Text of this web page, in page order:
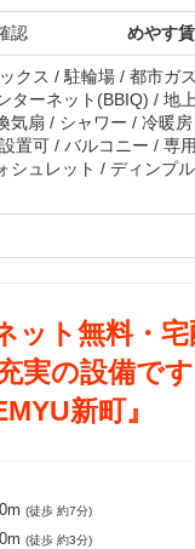
認 めやす
クス / 駐輪場 / 都市ガ
ターネット(BBIQ) / 地
気扇 / シャワー / 冷暖
置可 / バルコニー /
シュレット / ディンプ
ット無料・
実の設備で
新町』
(徒歩 約7分)
(徒歩 約3分)